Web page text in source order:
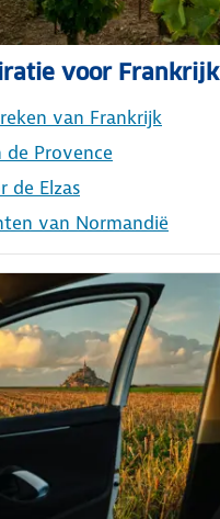
voor Frankrijk
van Frankrijk
Provence
de Elzas
van Normandië